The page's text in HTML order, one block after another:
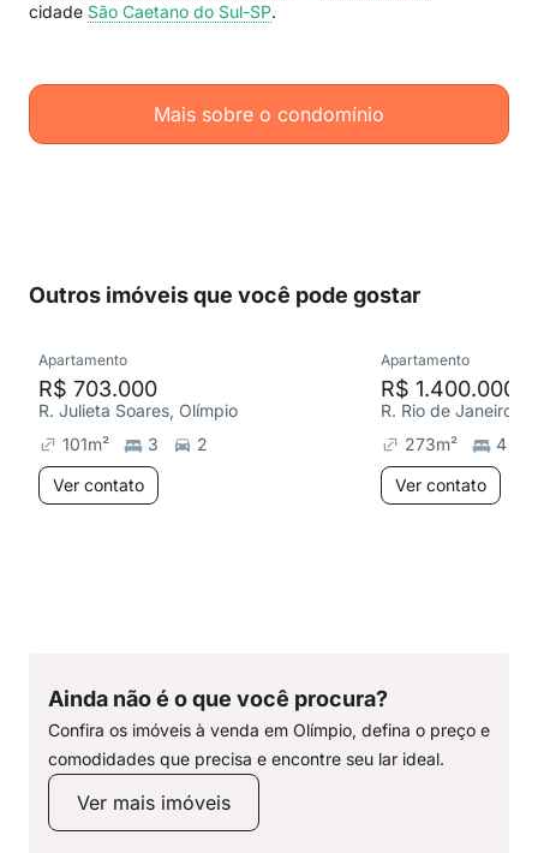
cidade São Caetano do Sul-SP.
Mais sobre o condomínio
Outros imóveis que você pode gostar
Apartamento
R$ 703.000
R. Julieta Soares, Olímpio
101m² 3
2
Ver contato
Apartamento
R$ 1.400.000
R. Rio de Janeiro,
273m²
4
Ver contato
Ainda não é o que você procura?
Confira os imóveis à venda em Olímpio, defina o preço e
comodidades que precisa e encontre seu lar ideal.
Ver mais imóveis